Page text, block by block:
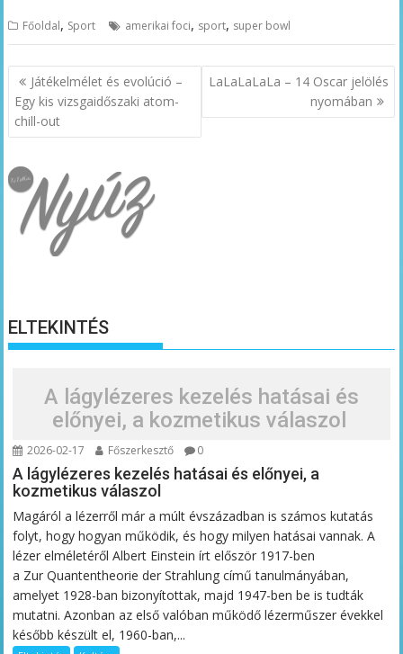
Főoldal, Sport amerikai foci, sport, super bowl
Bejegyzés
navigáció
Játékelmélet és evolúció –
Egy kis vizsgaidőszaki atom-
chill-out
LaLaLaLaLa – 14 Oscar jelölés
nyomában
ELTEKINTÉS
A lágylézeres kezelés hatásai és
előnyei, a kozmetikus válaszol
2026-02-17 Főszerkesztő 0
A lágylézeres kezelés hatásai és előnyei, a
kozmetikus válaszol
Magáról a lézerről már a múlt évszázadban is számos kutatás
folyt, hogy hogyan működik, és hogy milyen hatásai vannak. A
lézer elméletéről Albert Einstein írt először 1917-ben
a Zur Quantentheorie der Strahlung című tanulmányában,
amelyet 1928-ban bizonyítottak, majd 1947-ben be is tudták
mutatni. Azonban az első valóban működő lézerműszer évekkel
később készült el, 1960-ban,...